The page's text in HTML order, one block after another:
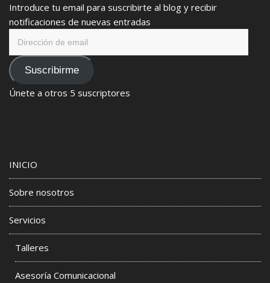
Introduce tu email para suscribirte al blog y recibir
notificaciones de nuevas entradas
emailSuscribirme
Únete a otros 5 suscriptores
INICIO
Sobre nosotros
Servicios
Talleres
Asesoría Comunicacional